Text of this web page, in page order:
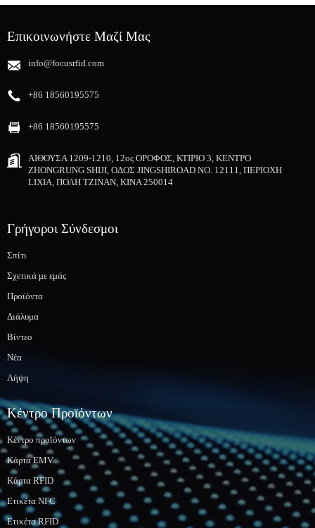
Επικοινωνήστε Μαζί Μας
info@focusrfid.com
+86 18560195575
+86 18560195575
ΑΙΘΟΥΣΑ 1209-1210, 12ος ΟΡΟΦΟΣ, ΚΤΙΡΙΟ 3, ΚΕΝΤΡΟ
ZHONGRUNG SHIJI, ΟΔΟΣ JINGSHIROAD NO. 12111, ΠΕΡΙΟΧΗ
LIXIA, ΠΟΛΗ ΤΖΙΝΑΝ, ΚΙΝΑ 250014
Γρήγοροι Σύνδεσμοι
Σπίτι
Σχετικά με εμάς
Προϊόντα
Διάλυμα
Βίντεο
Νέα
Λήψη
Κέντρο Προϊόντων
Κέντρο προϊόντων
Κάρτα EMV
Κάρτα RFID
Ετικέτα NFC
Ετικέτα RFID